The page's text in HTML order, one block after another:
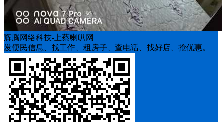
辉腾网络科技-上蔡喇叭网
发便民信息、找工作、租房子、查电话、找好店、抢优惠。